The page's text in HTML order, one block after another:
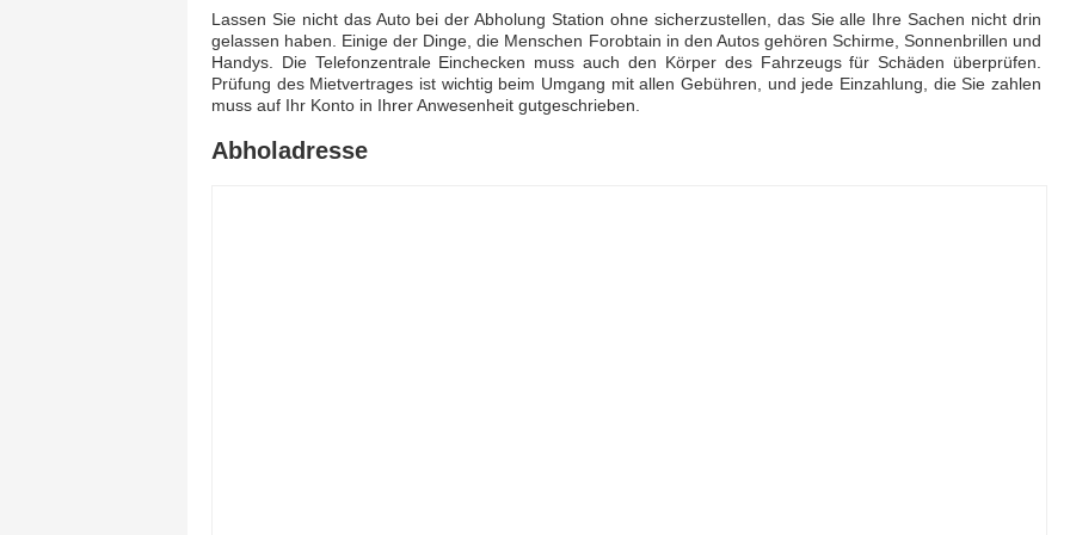
Lassen Sie nicht das Auto bei der Abholung Station ohne sicherzustellen, das Sie alle Ihre Sachen nicht drin
gelassen haben. Einige der Dinge, die Menschen Forobtain in den Autos gehören Schirme, Sonnenbrillen und
Handys. Die Telefonzentrale Einchecken muss auch den Körper des Fahrzeugs für Schäden überprüfen.
Prüfung des Mietvertrages ist wichtig beim Umgang mit allen Gebühren, und jede Einzahlung, die Sie zahlen
muss auf Ihr Konto in Ihrer Anwesenheit gutgeschrieben.
Abholadresse